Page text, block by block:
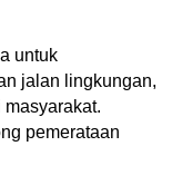
untuk
jalan lingkungan,
pemerataan